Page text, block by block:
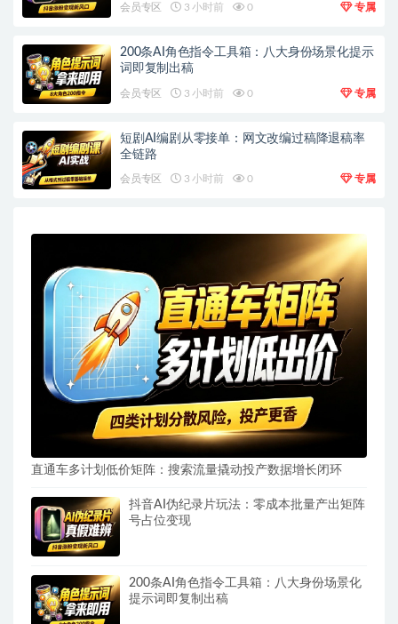
会员专区 3 小时前 0 专属
200条AI角色指令工具箱：八大身份场景化提示
词即复制出稿
会员专区 3 小时前 0 专属
短剧AI编剧从零接单：网文改编过稿降退稿率
全链路
会员专区 3 小时前 0 专属
直通车多计划低价矩阵：搜索流量撬动投产数据增长闭环
抖音AI伪纪录片玩法：零成本批量产出矩阵
号占位变现
200条AI角色指令工具箱：八大身份场景化
提示词即复制出稿